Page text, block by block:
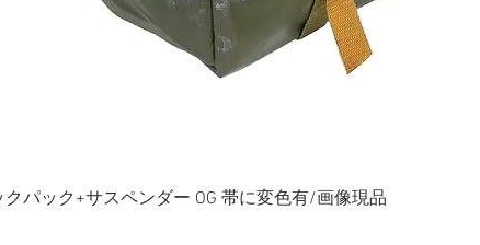
クパック+サスペンダー OG 帯に変色有/画像現品